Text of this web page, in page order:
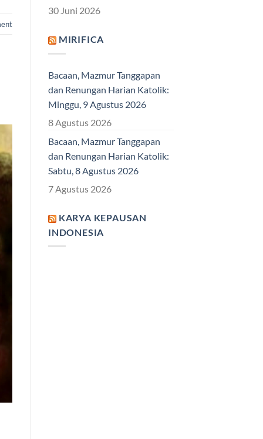
30 Juni 2026
MIRIFICA
Bacaan, Mazmur Tanggapan
dan Renungan Harian Katolik:
Minggu, 9 Agustus 2026
8 Agustus 2026
Bacaan, Mazmur Tanggapan
dan Renungan Harian Katolik:
Sabtu, 8 Agustus 2026
7 Agustus 2026
KARYA KEPAUSAN
INDONESIA